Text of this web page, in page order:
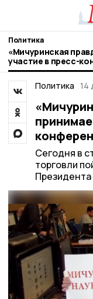
Политика
«Мичуринская
участие в пресс-
Президента РФ
Политика 14
Сегодня в
торговли